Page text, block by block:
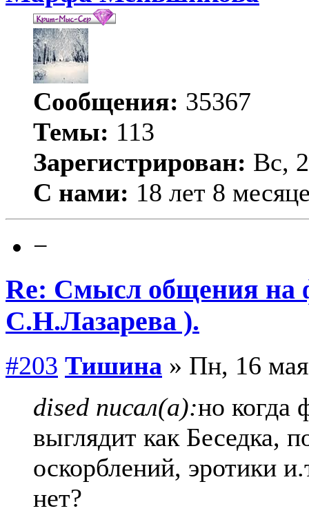
Сообщения: 35367
Темы: 113
Зарегистрирован: Вс,
С нами: 18 лет 8
−
Re: Смысл общения на
С.Н.Лазарева ).
#203 Тишина » Пн, 16
dised писал(а):но когда
выглядит как Беседка,
оскорблений, эротики
нет?